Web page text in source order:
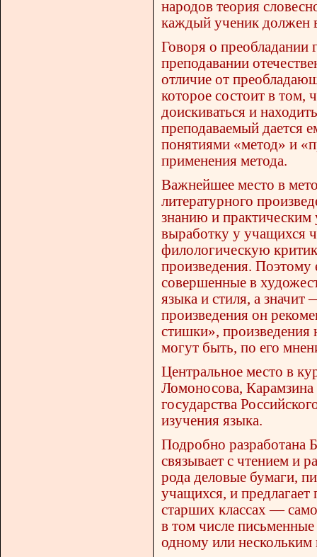
народов теория
каждый ученик должен
Говоря о преобладании
преподавании
отличие от
которое состоит в том,
доискиваться и
преподаваемый дается
понятиями «метод» и
применения метода.
Важнейшее место в
литературного
знанию и
выработку у учащихся
филологическую
произведения. Поэтому
совершенные в
языка и стиля, а значит
произведения он
стишки», произведения
могут быть, по его
Центральное место в
Ломоносова,
государства
изучения языка.
Подробно разработана
связывает с чтением и
рода деловые бумаги,
учащихся, и предлагает
старших классах —
в том числе
одному или нескольким